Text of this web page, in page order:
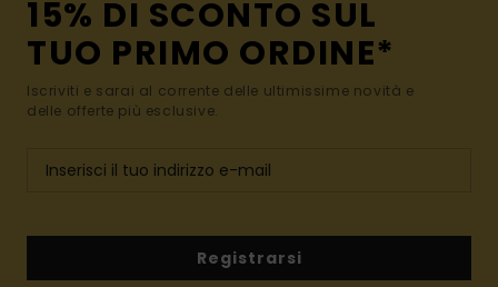
15% DI SCONTO SUL
TUO PRIMO ORDINE*
Iscriviti e sarai al corrente delle ultimissime novità e
delle offerte più esclusive.
Registrarsi